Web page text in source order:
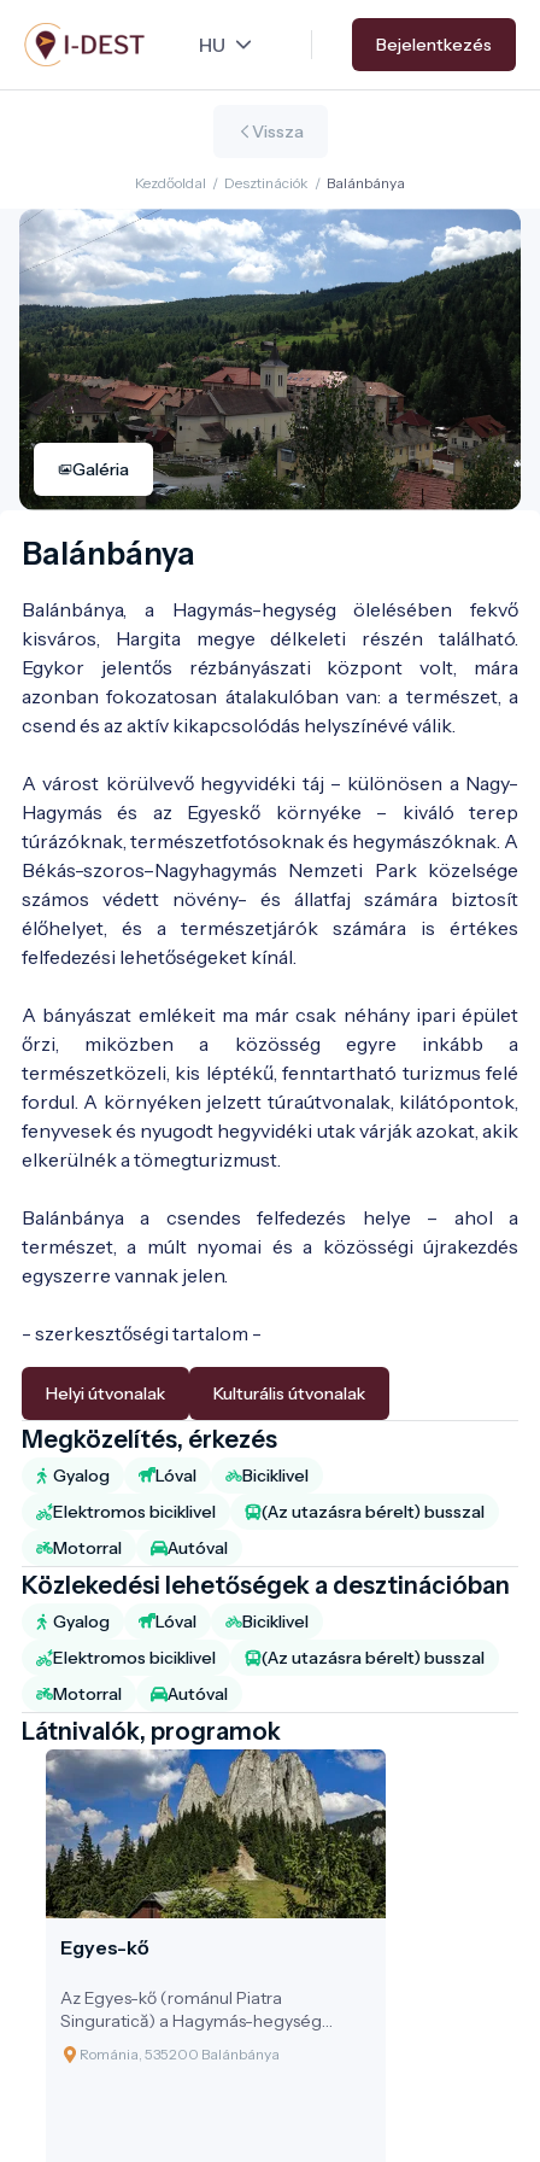
Ugrás
a
tartalomra
Bejelentkezés
Vissza
Kezdőoldal / Desztinációk / Balánbánya
Galéria
Balánbánya
Balánbánya, a Hagymás-hegység ölelésében fekvő
kisváros, Hargita megye délkeleti részén található.
Egykor jelentős rézbányászati központ volt, mára
azonban fokozatosan átalakulóban van: a természet, a
csend és az aktív kikapcsolódás helyszínévé válik.
A várost körülvevő hegyvidéki táj – különösen a Nagy-
Hagymás és az Egyeskő környéke – kiváló terep
túrázóknak, természetfotósoknak és hegymászóknak. A
Békás-szoros–Nagyhagymás Nemzeti Park közelsége
számos védett növény- és állatfaj számára biztosít
élőhelyet, és a természetjárók számára is értékes
felfedezési lehetőségeket kínál.
A bányászat emlékeit ma már csak néhány ipari épület
őrzi, miközben a közösség egyre inkább a
természetközeli, kis léptékű, fenntartható turizmus felé
fordul. A környéken jelzett túraútvonalak, kilátópontok,
fenyvesek és nyugodt hegyvidéki utak várják azokat, akik
elkerülnék a tömegturizmust.
Balánbánya a csendes felfedezés helye – ahol a
természet, a múlt nyomai és a közösségi újrakezdés
egyszerre vannak jelen.
- szerkesztőségi tartalom -
Helyi útvonalak Kulturális útvonalak
Megközelítés, érkezés
Gyalog Lóval
Biciklivel
Elektromos biciklivel
(Az utazásra bérelt) busszal
Motorral
Autóval
Közlekedési lehetőségek a desztinációban
Gyalog Lóval
Biciklivel
Elektromos biciklivel
(Az utazásra bérelt) busszal
Motorral
Autóval
Látnivalók, programok
Egyes-kő
Az Egyes-kő (románul Piatra
Singuratică) a Hagymás-hegység
ikonikus sziklatornya, amely 1608
méteres tengerszint feletti
Románia, 535200 Balánbánya